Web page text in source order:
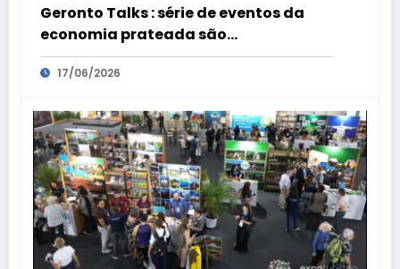
Geronto Talks : série de eventos da
economia prateada são
preparatórios para a Geronto Fair
17/06/2026